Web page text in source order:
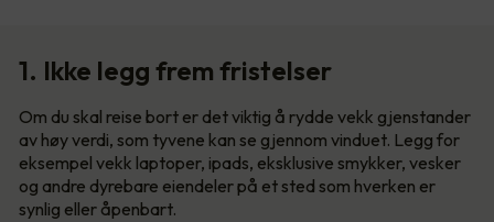
1. Ikke legg frem fristelser
Om du skal reise bort er det viktig å rydde vekk gjenstander
av høy verdi, som tyvene kan se gjennom vinduet. Legg for
eksempel vekk laptoper, ipads, eksklusive smykker, vesker
og andre dyrebare eiendeler på et sted som hverken er
synlig eller åpenbart.